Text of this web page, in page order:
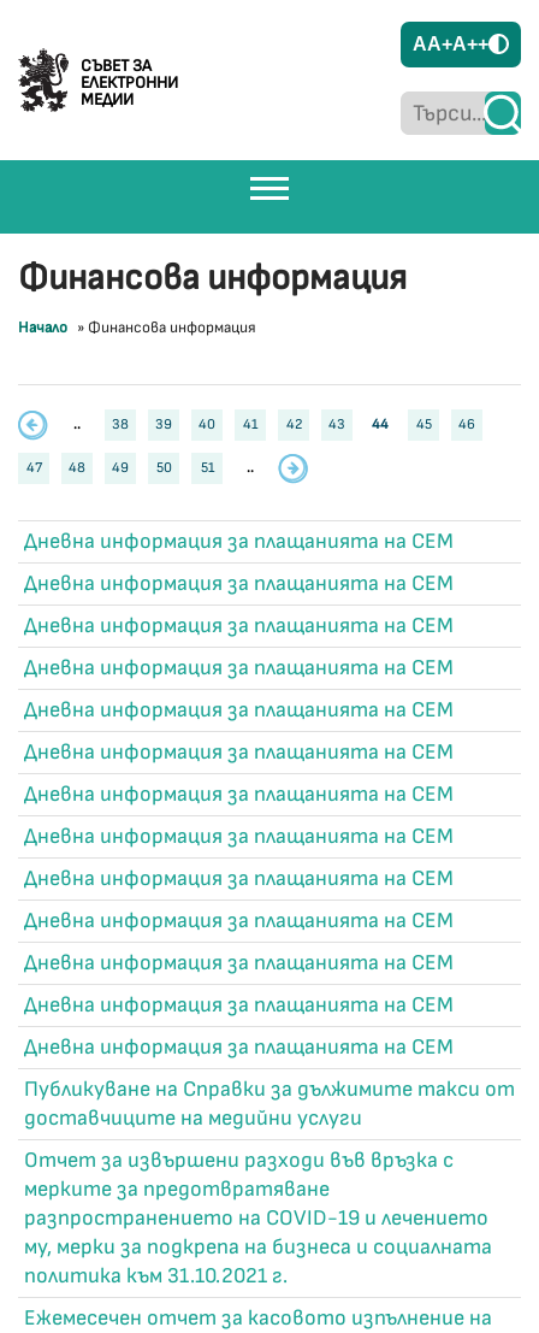
СЪВЕТ ЗА
ЕЛЕКТРОННИ
МЕДИИ
AA+A++
Финансова информация
Начало » Финансова информация
.. 38 39 40 41 42 43 44 45 46
47 48 49 50 51 ..
Дневна информация за плащанията на СЕМ
Дневна информация за плащанията на СЕМ
Дневна информация за плащанията на СЕМ
Дневна информация за плащанията на СЕМ
Дневна информация за плащанията на СЕМ
Дневна информация за плащанията на СЕМ
Дневна информация за плащанията на СЕМ
Дневна информация за плащанията на СЕМ
Дневна информация за плащанията на СЕМ
Дневна информация за плащанията на СЕМ
Дневна информация за плащанията на СЕМ
Дневна информация за плащанията на СЕМ
Дневна информация за плащанията на СЕМ
Публикуване на Справки за дължимите такси от
доставчиците на медийни услуги
Отчет за извършени разходи във връзка с
мерките за предотвратяване
разпространението на COVID-19 и лечението
му, мерки за подкрепа на бизнеса и социалната
политика към 31.10.2021 г.
Ежемесечен отчет за касовото изпълнение на